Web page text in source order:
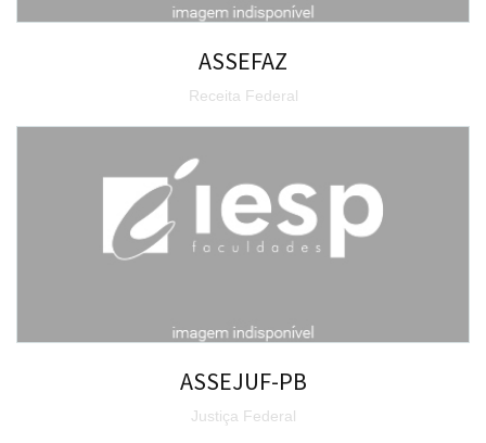
ASSEFAZ
Receita Federal
ASSEJUF-PB
Justiça Federal